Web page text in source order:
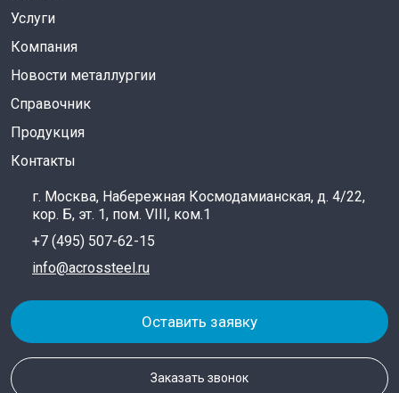
Услуги
Компания
Новости металлургии
Справочник
Продукция
Контакты
г. Москва, Набережная Космодамианская, д. 4/22,
кор. Б, эт. 1, пом. VIII, ком.1
+7 (495) 507-62-15
info@acrossteel.ru
Оставить заявку
Заказать звонок